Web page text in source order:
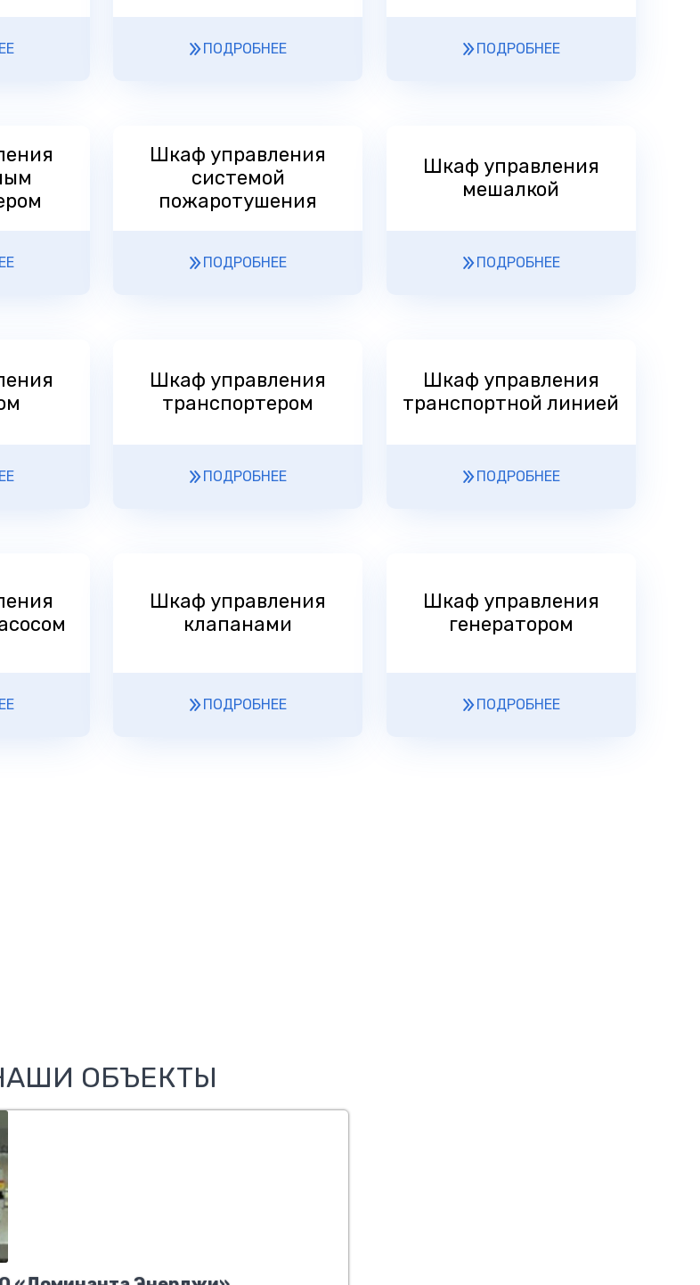
ПОДРОБНЕЕ ПОДРОБНЕЕ
Шкаф управления
системой
пожаротушения
ПОДРОБНЕЕ
Шкаф управления
мешалкой
ПОДРОБНЕЕ
Шкаф управления
транспортером
ПОДРОБНЕЕ
Шкаф управления
транспортной линией
ПОДРОБНЕЕ
Шкаф управления
клапанами
ПОДРОБНЕЕ
Шкаф управления
генератором
ПОДРОБНЕЕ
ОБЪЕКТЫ